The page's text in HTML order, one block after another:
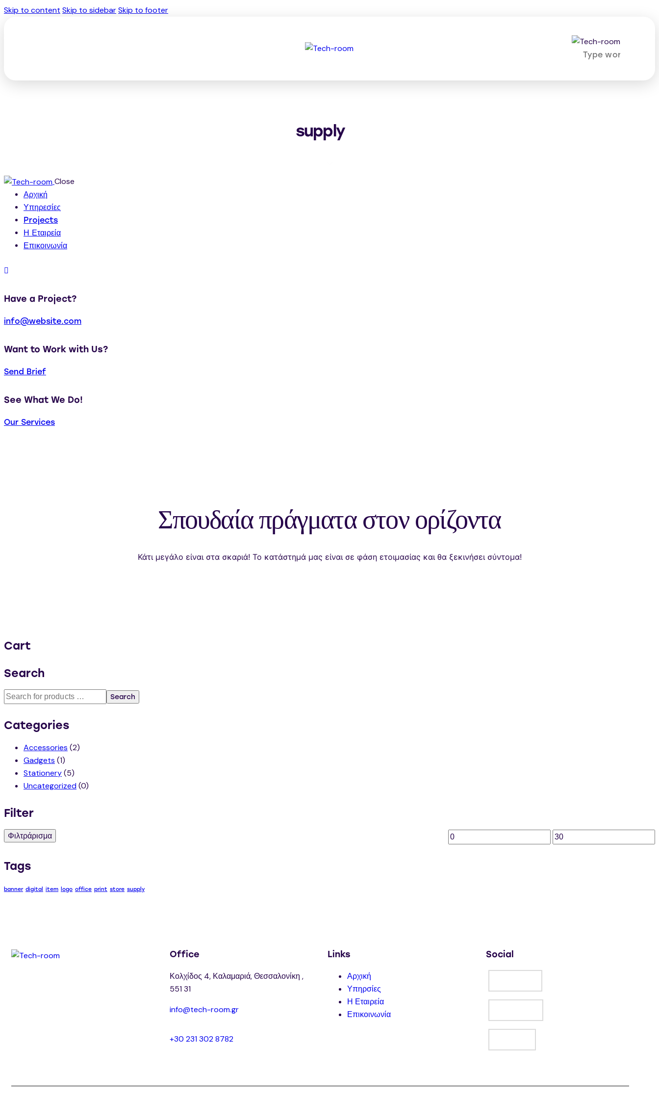
Skip to content Skip to sidebarSkip to footer
supply
Close
Αρχική
Υπηρεσίες
Projects
Η Εταιρεία
Επικοινωνία
Have a Project?
info@website.com
Want to Work with Us?
Send Brief
See What We Do!
Our Services
Σπουδαία πράγματα στον ορίζοντα
Κάτι μεγάλο είναι στα σκαριά! Το κατάστημά μας είναι σε φάση ετοιμασίας και θα ξεκινήσει σύντομα!
Cart
Search
Search
Categories
Accessories (2)
Gadgets (1)
Stationery(5)
Uncategorized(0)
Filter
Φιλτράρισμα
Tags
banner digital item logo office print store supply
Office
Κολχίδος 4, Καλαμαριά, Θεσσαλονίκη ,
551 31
info@tech-room.gr
+30 231 302 8782
Links
Αρχική
Υπηρσίες
Η Εταιρεία
Επικοινωνία
Social